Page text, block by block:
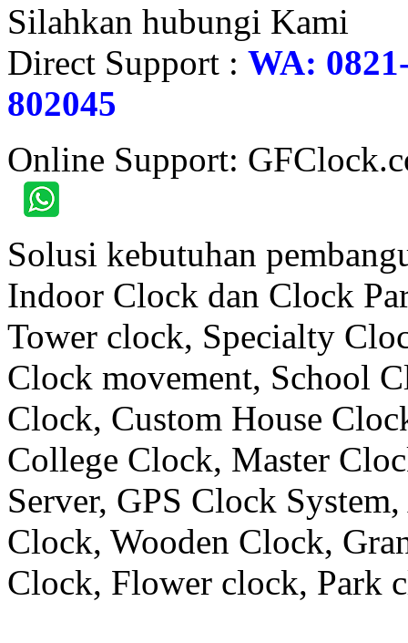
Silahkan hubungi Kami
Direct Support : WA:
802045
Online Support:
Solusi kebutuhan
Indoor Clock dan Clock
Tower clock, Specialty
Clock movement, School
Clock, Custom House
College Clock, Master
Server, GPS Clock
Clock, Wooden Clock,
Clock, Flower clock, Park